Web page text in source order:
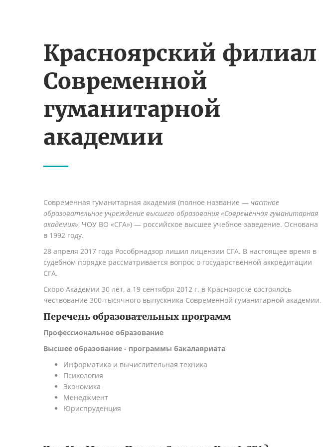
Красноярский филиал
Современной
гуманитарной
академии
Современная гуманитарная академия (полное название — частное
образовательное учреждение высшего образования «Современная гуманитарная
академия», ЧОУ ВО «СГА») — российское высшее учебное заведение. Основана
в 1992 году.
28 апреля 2017 года Рособрнадзор лишил лицензии СГА. В настоящее время в
судебном порядке рассматривается вопрос о государственной аккредитации
СГА.
Скоро Академии 30 лет, а 19 сентября 2012 г. в Красноярске состоялось
чествование 300-тысячного выпускника Современной гуманитарной академии.
Перечень образовательных программ
Профессиональное образование
Высшее образование - программы бакалавриата
Информатика и вычислительная техника
Психология
Экономика
Менеджмент
Юриспруденция